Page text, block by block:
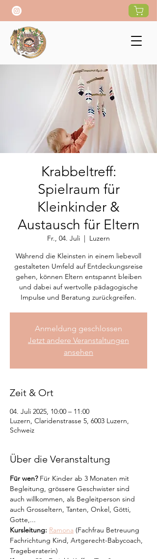
Krabbeltreff:
Spielraum für
Kleinkinder &
Austausch für Eltern
Fr., 04. Juli
  |
Luzern
Während die Kleinsten in einem liebevoll
gestalteten Umfeld auf Entdeckungsreise
gehen, können Eltern entspannt bleiben
und dabei auf wertvolle pädagogische
Impulse und Beratung zurückgreifen.
Anmeldung geschlossen
Jetzt andere Veranstaltungen
ansehen
Zeit & Ort
04. Juli 2025, 10:00 – 11:00
Luzern, Claridenstrasse 5, 6003 Luzern,
Schweiz
Über die Veranstaltung
Für wen? Für Kinder ab 3 Monaten mit
Begleitung, grössere Geschwister sind
auch willkommen, als Begleitperson sind
auch Grosseltern, Tanten, Onkel, Götti,
Gotte,...
Kursleitung: Ramona (Fachfrau Betreuung
Fachrichtung Kind, Artgerecht-Babycoach,
Trageberaterin)